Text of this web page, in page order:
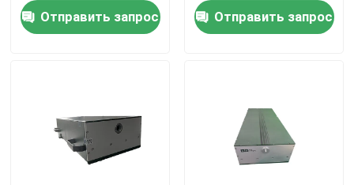
Волоконный лазер непрерывного действия
Отправить запрос
Отправить запрос